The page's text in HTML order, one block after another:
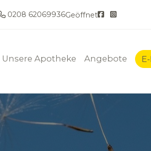
0208 62069936Geöffnet
Unsere Apotheke Angebote